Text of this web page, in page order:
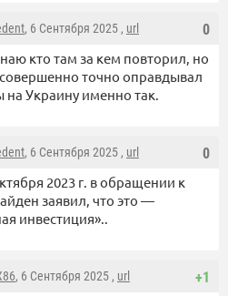
0
, 6 Сентября 2025 , url
кто там за кем повторил, но
точно оправдывал
на Украину именно так.
0
, 6 Сентября 2025 , url
2023 г. в обращении к
заявил, что это —
инвестиция»..
+1
, 6 Сентября 2025 , url